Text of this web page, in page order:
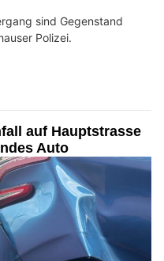
sind Gegenstand
Polizei.
auf Hauptstrasse
Auto